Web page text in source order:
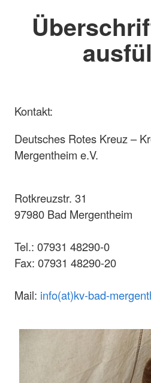
Kontakt:
Deutsches Rotes Kreuz –
Mergentheim e.V.
Rotkreuzstr. 31
97980 Bad Mergentheim
Tel.: 07931 48290-0
Fax: 07931 48290-20
Mail: info(at)kv-bad-